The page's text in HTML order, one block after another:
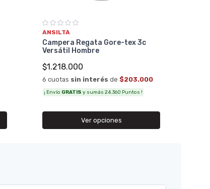
ANSILTA
Campera Regata Gore-tex 3c
Versátil Hombre
$1.218.000
6 cuotas sin interés de $203.000
¡ Envío GRATIS y sumás 24.360 Puntos !
Ver opciones